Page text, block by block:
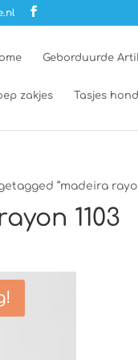
Geborduurde
zakjes Tasjes
“madeira rayon
1103